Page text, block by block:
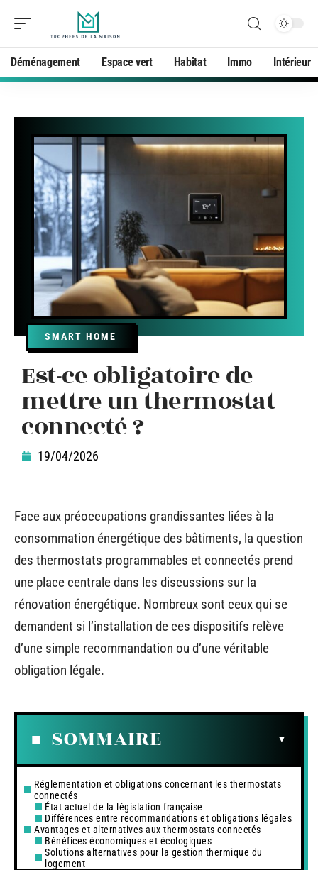
Déménagement Espace vert Habitat Immo Intérieur
SMART HOME
Est-ce obligatoire de
mettre un thermostat
connecté ?
19/04/2026
Face aux préoccupations grandissantes liées à la
consommation énergétique des bâtiments, la question
des thermostats programmables et connectés prend
une place centrale dans les discussions sur la
rénovation énergétique. Nombreux sont ceux qui se
demandent si l’installation de ces dispositifs relève
d’une simple recommandation ou d’une véritable
obligation légale.
SOMMAIRE
Réglementation et obligations concernant les thermostats
connectés
État actuel de la législation française
Différences entre recommandations et obligations légales
Avantages et alternatives aux thermostats connectés
Bénéfices économiques et écologiques
Solutions alternatives pour la gestion thermique du
logement